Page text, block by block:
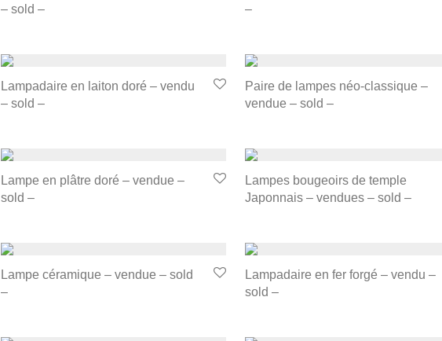
– sold –
–
Lampadaire en laiton doré – vendu
– sold –
Paire de lampes néo-classique –
vendue – sold –
Lampe en plâtre doré – vendue –
sold –
Lampes bougeoirs de temple
Japonnais – vendues – sold –
Lampe céramique – vendue – sold
–
Lampadaire en fer forgé – vendu –
sold –